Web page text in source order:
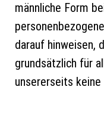
männliche Form
darauf hinweisen,
grundsätzlich für
unsererseits